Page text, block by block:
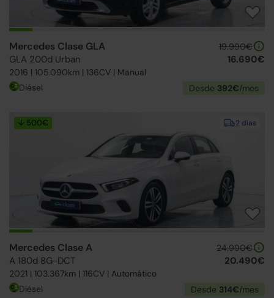
Mercedes Clase GLA
GLA 200d Urban
2016 | 105.090km | 136CV | Manual
19.990€
16.690€
Diésel Desde 392€/mes
2 días
↓ 500€
Mercedes Clase A
A 180d 8G-DCT
2021 | 103.367km | 116CV | Automático
24.990€
20.490€
Diésel Desde 314€/mes